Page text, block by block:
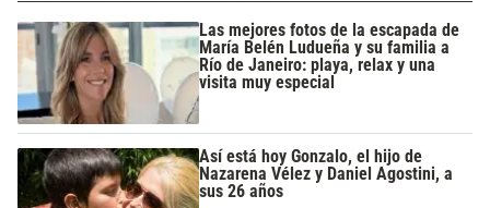
Las mejores fotos de la escapada de
María Belén Ludueña y su familia a
Río de Janeiro: playa, relax y una
visita muy especial
Así está hoy Gonzalo, el hijo de
Nazarena Vélez y Daniel Agostini, a
sus 26 años